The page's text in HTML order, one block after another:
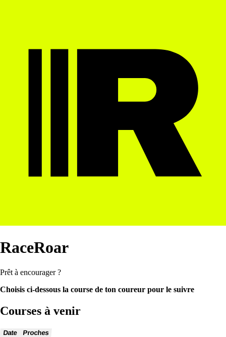
RaceRoar
Prêt à encourager ?
Choisis ci-dessous la course de ton coureur pour le suivre
Courses à venir
Date Proches